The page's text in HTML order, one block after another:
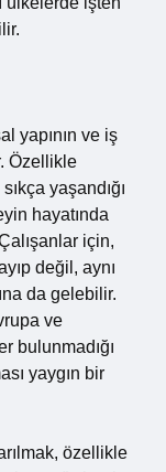
yapının ve iş
Özellikle
yaşandığı
hayatında
için,
değil, aynı
da gelebilir.
ve
bulunmadığı
yaygın bir
özellikle